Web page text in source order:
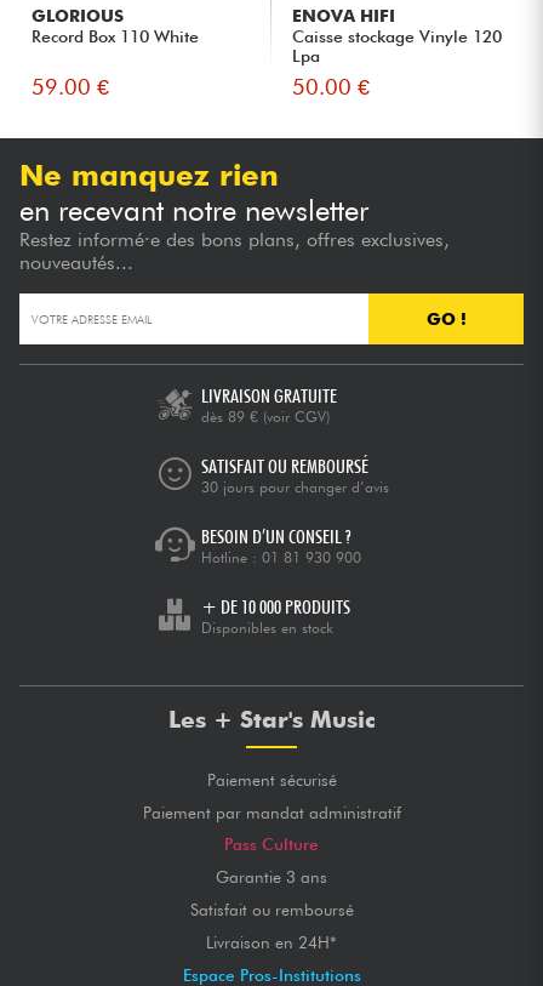
GLORIOUS
Record Box 110 White
59.00 €
ENOVA HIFI
Caisse stockage Vinyle 120
Lpa
50.00 €
Ne manquez rien
en recevant notre newsletter
Restez informé·e des bons plans, offres exclusives,
nouveautés...
GO !
LIVRAISON GRATUITE
dès 89 € (voir CGV)
SATISFAIT OU REMBOURSÉ
30 jours pour changer d’avis
BESOIN D’UN CONSEIL ?
Hotline : 01 81 930 900
+ DE 10 000 PRODUITS
Disponibles en stock
Les + Star's Music
Paiement sécurisé
Paiement par mandat administratif
Pass Culture
Garantie 3 ans
Satisfait ou remboursé
Livraison en 24H*
Espace Pros-Institutions